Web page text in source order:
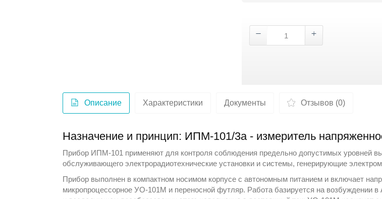
Описание Характеристики Документы Отзывов (0)
Назначение и принцип: ИПМ-101/3а - измеритель
Прибор ИПМ-101 применяют для контроля соблюдения предельно допустимых уровней
обслуживающего электрорадиотехнические установки и системы, генерирующие
Прибор выполнен в компактном носимом корпусе с автономным питанием и включает
микропроцессорное УО-101М и переносной футляр. Работа базируется на возбуждении